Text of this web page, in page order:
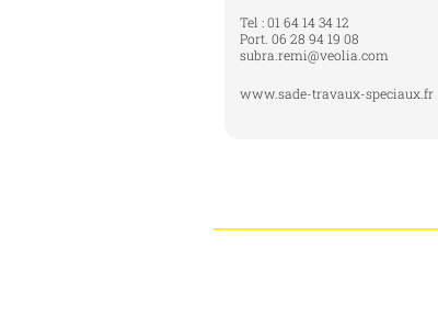
Tel : 01 64 14 34 12
Port. 06 28 94 19 08
subra.remi@veolia.com
www.sade-travaux-speciaux.fr